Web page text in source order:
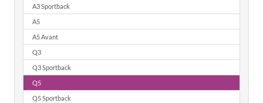
A3 Sportback
A5
A5 Avant
Q3
Q3 Sportback
Q5
Q5 Sportback